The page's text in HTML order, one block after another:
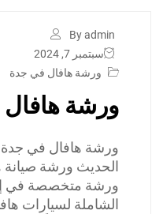
By admin
سبتمبر 7, 2024
ورشة هافال في جدة
ورشة
ورشة هافال في جدة
الحديث ورشة
ورشة متخصصة في
الشاملة لسيارات